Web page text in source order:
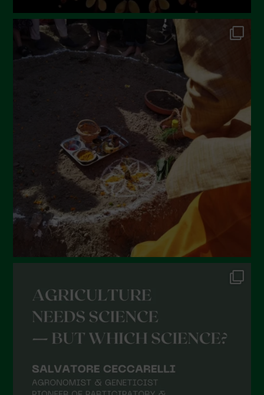
Novembre 2022
Ottobre 2022
Settembre 2022
Aprile 2022
Marzo 2022
Febbraio 2022
Gennaio 2022
Dicembre 2021
Novembre 2021
Settembre 2021
Agosto 2021
Luglio 2021